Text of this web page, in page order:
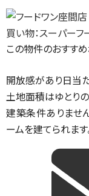
買い物：スーパーフ
この物件のおすす
開放感があり日当
土地面積はゆとりの
建築条件ありませ
ームを建てられます